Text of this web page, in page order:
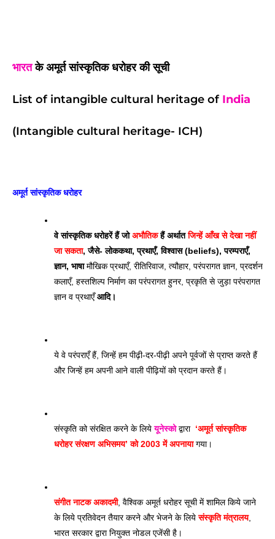
भारतके अमूर्त सांस्कृतिक धरोहर की सूची
List of intangible cultural heritage of India
(Intangible cultural heritage- ICH)
अमूर्त सांस्कृतिक धरोहर
वे सांस्कृतिक धरोहरें हैं जो अभौतिक हैं अर्थात जिन्हें आँख से देखा नहीं
जा सकता, जैसे- लोककथा, प्रथाएँ, विश्वास (beliefs), परम्पराएँ,
ज्ञान, भाषा मौखिक प्रथाएँ, रीतिरिवाज, त्यौहार, परंपरागत ज्ञान, प्रदर्शन
कलाएँ, हस्तशिल्प निर्माण का परंपरागत हुनर, प्रकृति से जुड़ा परंपरागत
ज्ञान व प्रथाएँ आदि।
ये वे परंपराएँ हैं, जिन्हें हम पीढ़ी-दर-पीढ़ी अपने पूर्वजों से प्राप्त करते हैं
और जिन्हें हम अपनी आने वाली पीढ़ियों को प्रदान करते हैं।
संस्कृति को संरक्षित करने के लिये यूनेस्को द्वारा ‘अमूर्त सांस्कृतिक
धरोहर संरक्षण अभिसमय’ को 2003 में अपनाया गया।
संगीत नाटक अकादमी, वैश्विक अमूर्त धरोहर सूची में शामिल किये जाने
के लिये प्रतिवेदन तैयार करने और भेजने के लिये संस्कृति मंत्रालय,
भारत सरकार द्वारा नियुक्त नोडल एजेंसी है।